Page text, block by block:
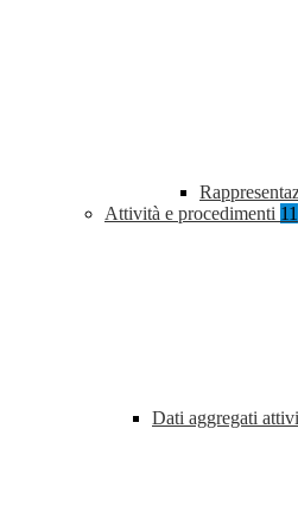
Attività e procedimenti 11
Dati aggregati